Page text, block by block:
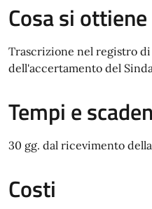
Cosa si ottiene
Trascrizione nel registro
dell'accertamento del
Tempi e
30 gg. dal ricevimento
Costi